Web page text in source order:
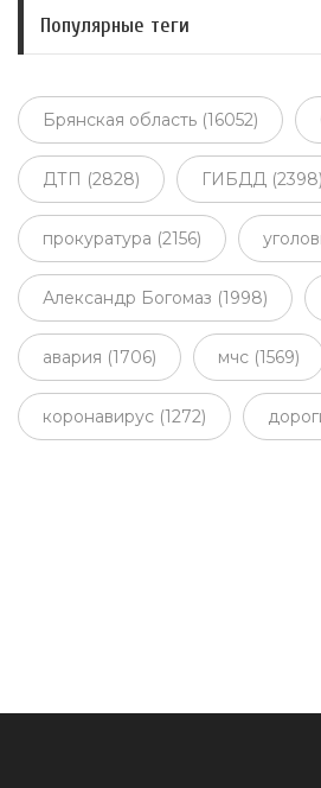
Популярные теги
Брянская область (16052)
ДТП (2828) ГИБДД (2398)
прокуратура (2156)
Александр Богомаз (1998)
авария (1706) мчс (1569)
коронавирус (1272)